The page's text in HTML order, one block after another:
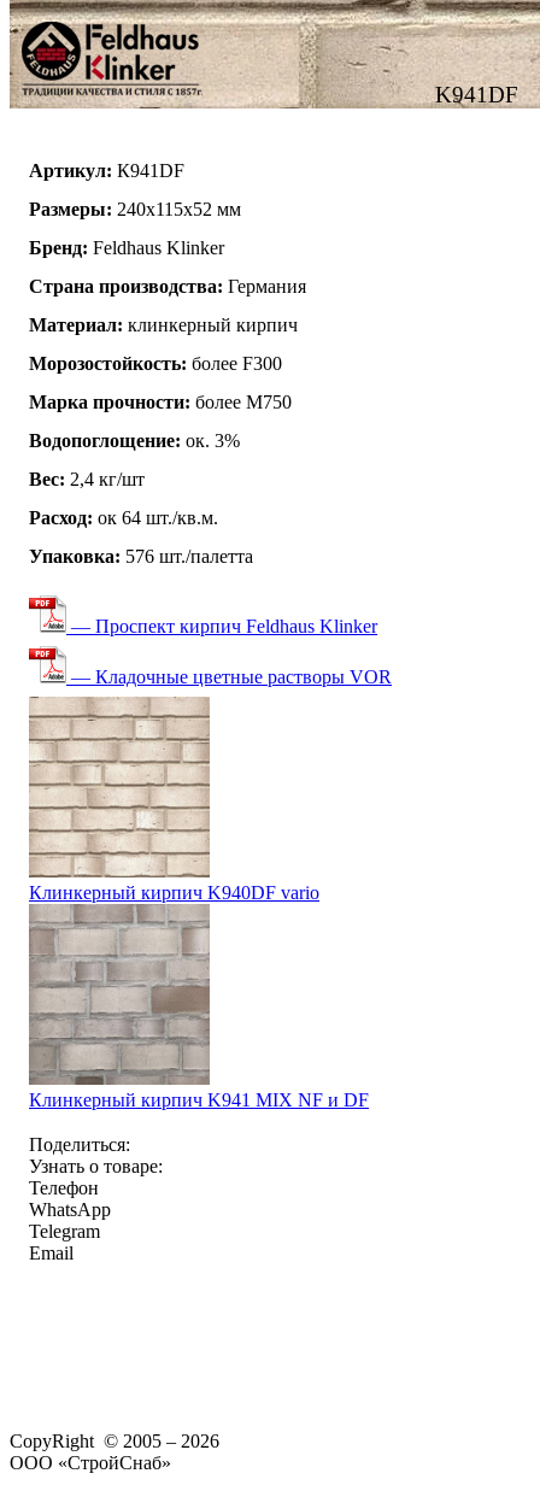
K941DF
Артикул: К941DF
Размеры: 240х115х52 мм
Бренд: Feldhaus Klinker
Страна производства: Германия
Материал: клинкерный кирпич
Морозостойкость: более F300
Марка прочности: более М750
Водопоглощение: ок. 3%
Вес: 2,4 кг/шт
Расход: ок 64 шт./кв.м.
Упаковка: 576 шт./палетта
— Проспект кирпич Feldhaus Klinker
— Кладочные цветные растворы VOR
Клинкерный кирпич K940DF vario
Клинкерный кирпич K941 MIX NF и DF
Поделиться:
Узнать о товаре:
Телефон
WhatsApp
Telegram
Email
CopyRight © 2005 – 2026
ООО «СтройСнаб»